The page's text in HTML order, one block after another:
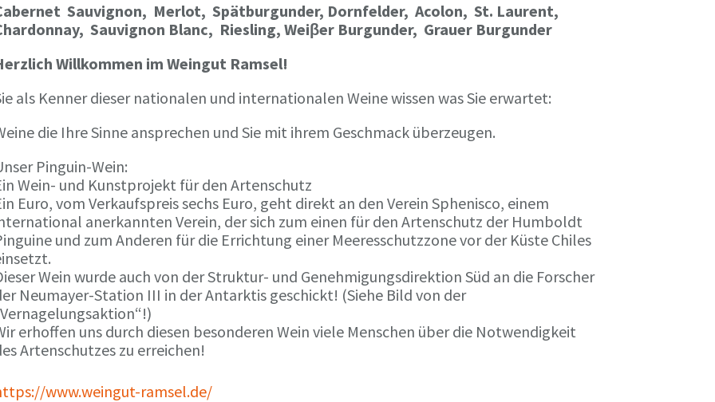
Sauvignon, Merlot, Spätburgunder, Dornfelder, Acolon, St. Laurent,
Sauvignon Blanc, Riesling, Weiβer Burgunder, Grauer Burgunder
Willkommen im Weingut Ramsel!
als Kenner dieser nationalen und internationalen Weine wissen was Sie erwartet:
die Ihre Sinne ansprechen und Sie mit ihrem Geschmack überzeugen.
Pinguin-Wein:
Wein- und Kunstprojekt für den Artenschutz
Euro, vom Verkaufspreis sechs Euro, geht direkt an den Verein Sphenisco, einem
anerkannten Verein, der sich zum einen für den Artenschutz der Humboldt
und zum Anderen für die Errichtung einer Meeresschutzzone vor der Küste Chiles
Wein wurde auch von der Struktur- und Genehmigungsdirektion Süd an die Forscher
Neumayer-Station III in der Antarktis geschickt! (Siehe Bild von der
erhoffen uns durch diesen besonderen Wein viele Menschen über die Notwendigkeit
Artenschutzes zu erreichen!
www.weingut-ramsel.de/